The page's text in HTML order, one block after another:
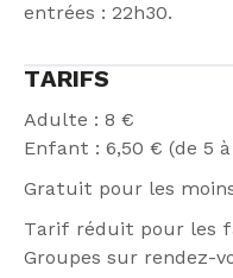
entrées : 22h30.
TARIFS
Adulte : 8 €
Enfant : 6,50 € (de 5 à
Gratuit pour les
Tarif réduit pour les
Groupes sur rendez-